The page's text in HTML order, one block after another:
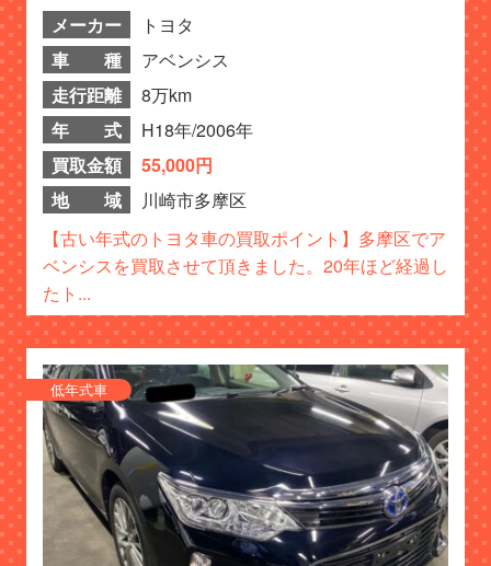
メーカー
トヨタ
車 種
アベンシス
走行距離
8万km
年 式
H18年/2006年
買取金額
55,000円
地 域
川崎市多摩区
【古い年式のトヨタ車の買取ポイント】多摩区でア
ベンシスを買取させて頂きました。20年ほど経過し
たト...
低年式車